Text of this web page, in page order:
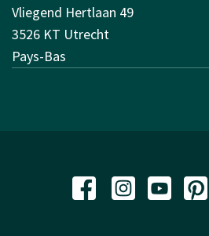
Vliegend Hertlaan 49
3526 KT Utrecht
Pays-Bas